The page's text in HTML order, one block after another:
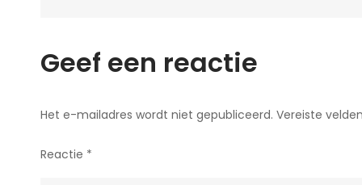
Geef een reactie
Het e-mailadres wordt niet gepubliceerd. Vereiste
Reactie *